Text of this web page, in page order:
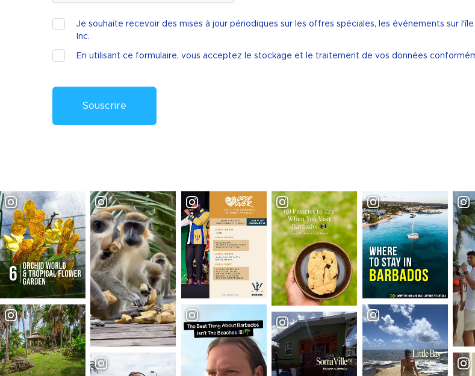
Je souhaite recevoir des mises à jour périodiques sur les offres spéciales, les événements sur
Inc.
En utilisant ce formulaire, vous acceptez le stockage et le traitement de vos données